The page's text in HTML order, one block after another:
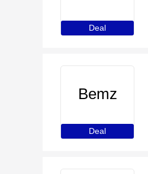
Deal
Bemz
Deal